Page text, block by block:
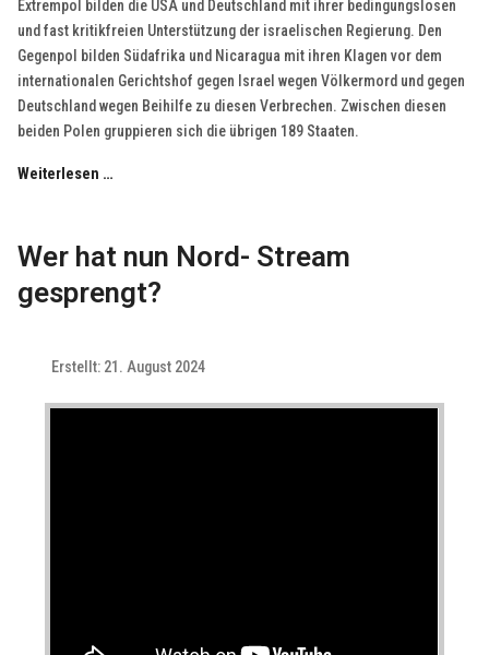
Extrempol bilden die USA und Deutschland mit ihrer bedingungslosen
und fast kritikfreien Unterstützung der israelischen Regierung. Den
Gegenpol bilden Südafrika und Nicaragua mit ihren Klagen vor dem
internationalen Gerichtshof gegen Israel wegen Völkermord und gegen
Deutschland wegen Beihilfe zu diesen Verbrechen. Zwischen diesen
beiden Polen gruppieren sich die übrigen 189 Staaten.
Weiterlesen …
Wer hat nun Nord- Stream
gesprengt?
Erstellt: 21. August 2024